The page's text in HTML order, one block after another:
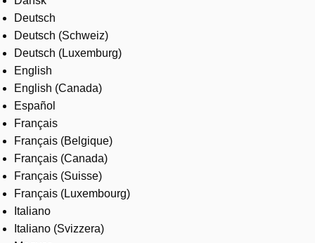
About us
Where to buy
Contact us
Careers
Deutsch
Deutsch (Schweiz)
Deutsch (Luxemburg)
English
English (Canada)
Español
Français
Français (Belgique)
Français (Canada)
Français (Suisse)
Français (Luxembourg)
Italiano
Italiano (Svizzera)